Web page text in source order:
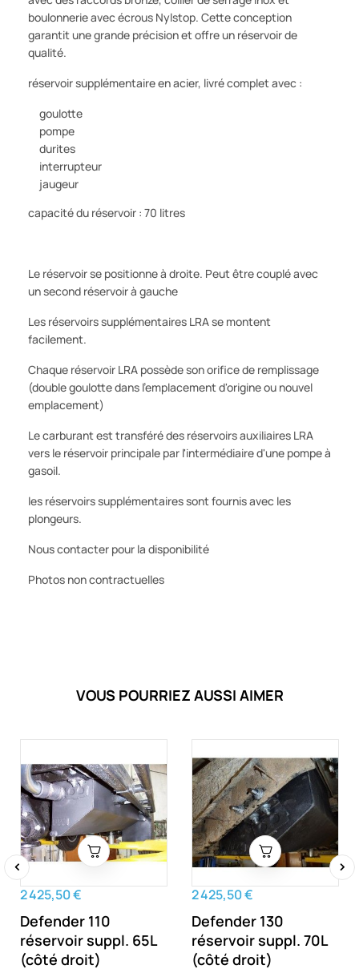
boulonnerie avec écrous Nylstop. Cette conception
garantit une grande précision et offre un réservoir de
qualité.
réservoir supplémentaire en acier, livré complet avec :
goulotte
pompe
durites
interrupteur
jaugeur
capacité du réservoir : 70 litres
Le réservoir se positionne à droite. Peut être couplé avec
un second réservoir à gauche
Les réservoirs supplémentaires LRA se montent
facilement.
Chaque réservoir LRA possède son orifice de remplissage
(double goulotte dans l'emplacement d'origine ou nouvel
emplacement)
Le carburant est transféré des réservoirs auxiliaires LRA
vers le réservoir principale par l'intermédiaire d'une pompe à
gasoil.
les réservoirs supplémentaires sont fournis avec les
plongeurs.
Nous contacter pour la disponibilité
Photos non contractuelles
VOUS POURRIEZ AUSSI AIMER
2 425,50 €
Defender 110
réservoir suppl. 65L
(côté droit)
2 425,50 €
Defender 130
réservoir suppl. 70L
(côté droit)